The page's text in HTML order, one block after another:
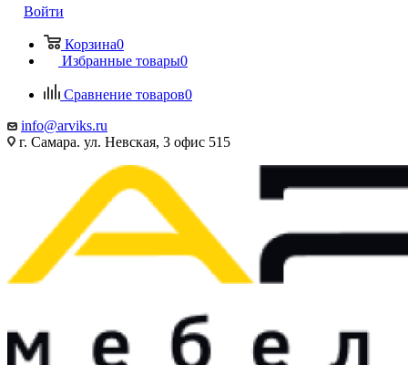
Войти
Корзина0
Избранные товары0
Сравнение товаров0
info@arviks.ru
г. Самара. ул. Невская, 3 офис 515